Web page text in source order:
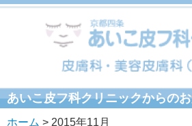
あいこ皮フ科クリニックからの
ホーム > 2015年11月